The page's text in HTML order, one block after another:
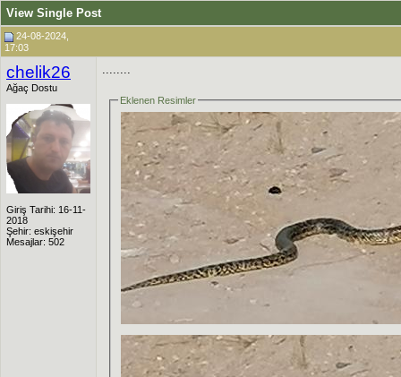
View Single Post
24-08-2024,
17:03
chelik26
Ağaç Dostu
Giriş Tarihi: 16-11-
2018
Şehir: eskişehir
Mesajlar: 502
........
Eklenen Resimler